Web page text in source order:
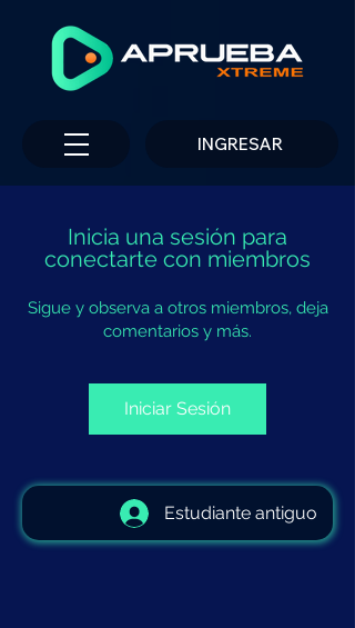
INGRESAR
Inicia una sesión para
conectarte con miembros
Sigue y observa a otros miembros, deja
comentarios y más.
Iniciar Sesión
Estudiante antiguo